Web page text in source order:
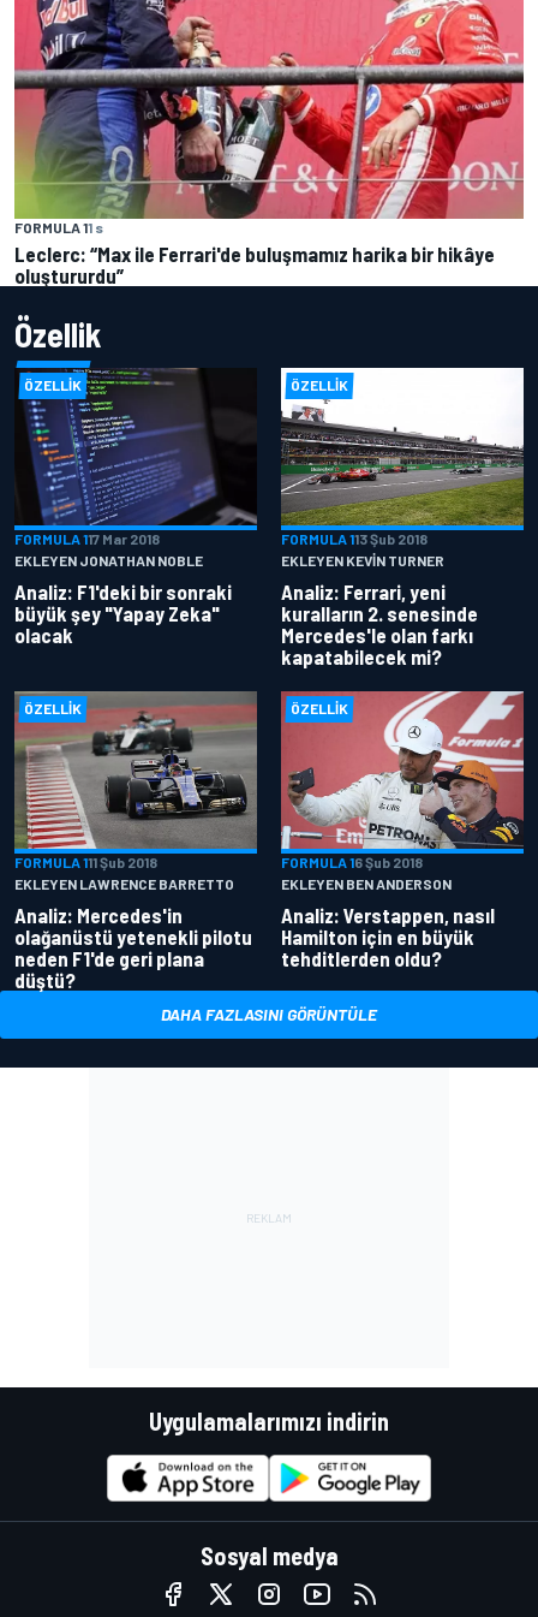
FORMULA 11 s
Leclerc: “Max ile Ferrari'de buluşmamız harika bir hikâye
oluştururdu”
Özellik
ÖZELLIK
FORMULA 117 Mar 2018
EKLEYEN JONATHAN NOBLE
Analiz: F1'deki bir sonraki
büyük şey "Yapay Zeka"
olacak
ÖZELLIK
FORMULA 113 Şub 2018
EKLEYEN KEVIN TURNER
Analiz: Ferrari, yeni
kuralların 2. senesinde
Mercedes'le olan farkı
kapatabilecek mi?
ÖZELLIK
FORMULA 111 Şub 2018
EKLEYEN LAWRENCE BARRETTO
Analiz: Mercedes'in
olağanüstü yetenekli pilotu
neden F1'de geri plana
düştü?
ÖZELLIK
FORMULA 16 Şub 2018
EKLEYEN BEN ANDERSON
Analiz: Verstappen, nasıl
Hamilton için en büyük
tehditlerden oldu?
DAHA FAZLASINI GÖRÜNTÜLE
Uygulamalarımızı indirin
Sosyal medya